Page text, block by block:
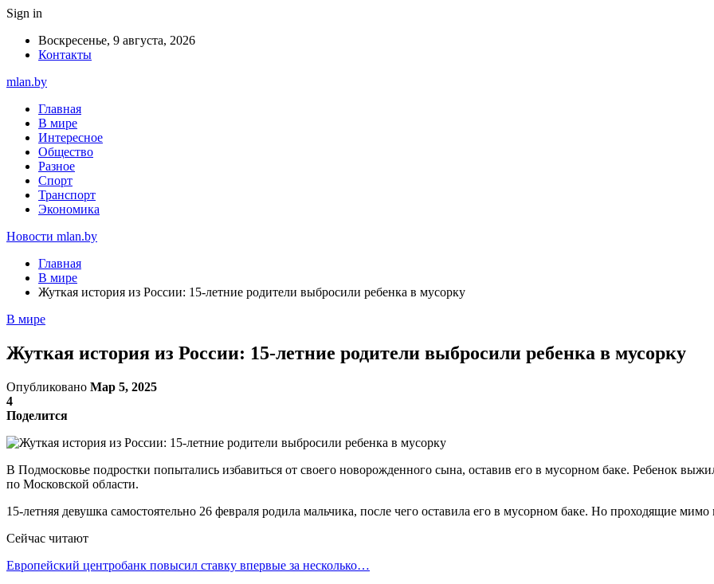
Sign in
Воскресенье, 9 августа, 2026
Контакты
mlan.by
Главная
В мире
Интересное
Общество
Разное
Спорт
Транспорт
Экономика
Новости mlan.by
Главная
В мире
Жуткая история из России: 15-летние родители выбросили ребенка в мусорку
В мире
Жуткая история из России: 15-летние родители выбросили ребенка в мусорку
Опубликовано Мар 5, 2025
4
Поделится
В Подмосковье подростки попытались избавиться от своего новорожденного сына, оставив его в мусорном баке. Ребенок
по Московской области.
15-летняя девушка самостоятельно 26 февраля родила мальчика, после чего оставила его в мусорном баке. Но проходящие
Сейчас читают
Европейский центробанк повысил ставку впервые за несколько…